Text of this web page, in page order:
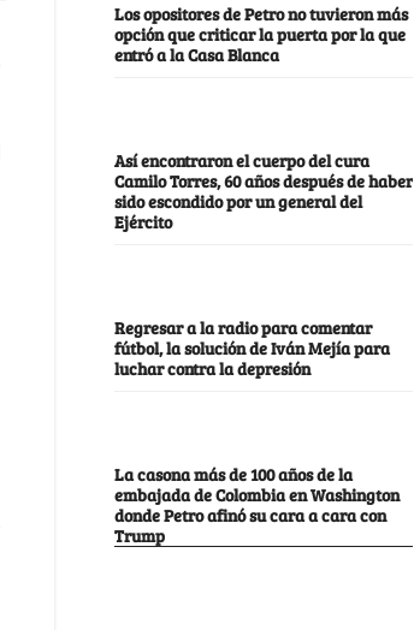
Los opositores de Petro no tuvieron más
opción que criticar la puerta por la que
entró a la Casa Blanca
Así encontraron el cuerpo del cura
Camilo Torres, 60 años después de haber
sido escondido por un general del
Ejército
Regresar a la radio para comentar
fútbol, la solución de Iván Mejía para
luchar contra la depresión
La casona más de 100 años de la
embajada de Colombia en Washington
donde Petro afinó su cara a cara con
Trump